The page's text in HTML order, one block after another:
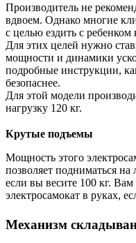
Производитель не
вдвоем. Однако многие
с целью ездить с
Для этих целей нужно
мощности и динамики
подробные инструкции,
безопаснее.
Для этой модели
нагрузку 120 кг.
Крутые подъемы
Мощность этого
позволяет подниматься
если вы весите 100 кг. Вам
электросамокат в руках,
Механизм